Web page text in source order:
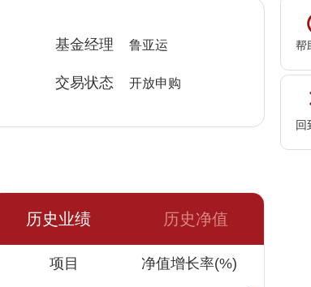
帮
回
基金经理 鲁亚运
交易状态 开放申购
历史业绩
历史净值
项目 净值增长率(%)
净值
累计净